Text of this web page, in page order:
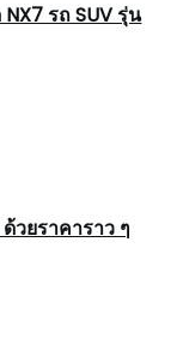
รถ SUV รุ่น
วยราคาราว ๆ